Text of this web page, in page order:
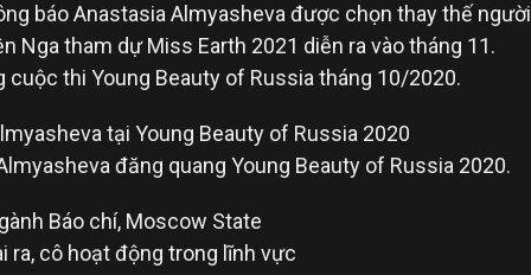
báo Anastasia Almyasheva được chọn thay thế người
Nga tham dự Miss Earth 2021 diễn ra vào tháng 11.
thi Young Beauty of Russia tháng 10/2020.
đăng quang Young Beauty of Russia 2020.